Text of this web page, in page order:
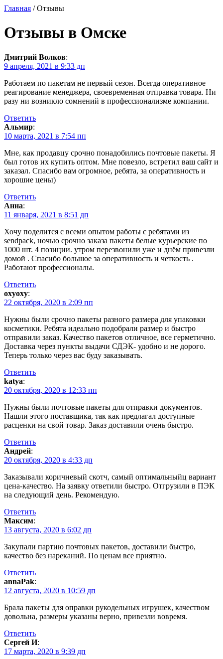
Главная / Отзывы
Отзывы в Омске
Дмитрий Волков:
9 апреля, 2021 в 9:33 дп
Работаем по пакетам не первый сезон. Всегда оперативное
реагирование менеджера, своевременная отправка товара. Ни
разу ни возникло сомнений в профессионализме компании.
Ответить
Альмир:
10 марта, 2021 в 7:54 пп
Мне, как продавцу срочно понадобились почтовые пакеты. Я
был готов их купить оптом. Мне повезло, встретил ваш сайт и
заказал. Спасибо вам огромное, ребята, за оперативность и
хорошие цены)
Ответить
Анна:
11 января, 2021 в 8:51 дп
Хочу поделится с всеми опытом работы с ребятами из
sendpack, ночью срочно заказа пакеты белые курьерские по
1000 шт. 4 позиции. утром перезвонили уже и днём привезли
домой . Спасибо большое за оперативность и четкость .
Работают профессионалы.
Ответить
oxyoxy:
22 октября, 2020 в 2:09 пп
Нужны были срочно пакеты разного размера для упаковки
косметики. Ребята идеально подобрали размер и быстро
отправили заказ. Качество пакетов отличное, все герметично.
Доставка через пункты выдачи СДЭК- удобно и не дорого.
Теперь только через вас буду заказывать.
Ответить
katya:
20 октября, 2020 в 12:33 пп
Нужны были почтовые пакеты для отправки документов.
Нашли этого поставщика, так как предлагал доступные
расценки на свой товар. Заказ доставили очень быстро.
Ответить
Андрей:
20 октября, 2020 в 4:33 дп
Заказывали коричневый скотч, самый оптимальныйц вариант
цена-качество. На заявку ответили быстро. Отгрузили в ПЭК
на следующий день. Рекомендую.
Ответить
Максим:
13 августа, 2020 в 6:02 дп
Закупали партию почтовых пакетов, доставили быстро,
качество без нареканий. По ценам все приятно.
Ответить
annaPak:
12 августа, 2020 в 10:59 дп
Брала пакеты для оправки рукодельных игрушек, качеством
довольна, размеры указаны верно, привезли вовремя.
Ответить
Сергей И:
17 марта, 2020 в 9:39 дп